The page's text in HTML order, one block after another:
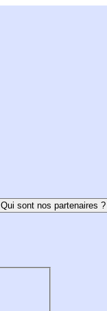
Qui sont nos partenaires ?